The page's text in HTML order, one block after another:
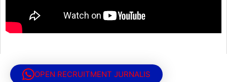
OPEN RECRUITMENT JURNALIS